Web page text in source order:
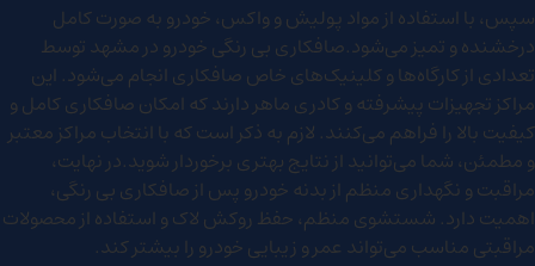
سپس، با استفاده از مواد پولیش و واکس، خودرو به صورت کامل
درخشنده و تمیز می‌شود.صافکاری بی رنگی خودرو در مشهد توسط
تعدادی از کارگاه‌ها و کلینیک‌های خاص صافکاری انجام می‌شود. این
مراکز تجهیزات پیشرفته و کادری ماهر دارند که امکان صافکاری کامل و
کیفیت بالا را فراهم می‌کنند. لازم به ذکر است که با انتخاب مراکز معتبر
و مطمئن، شما می‌توانید از نتایج بهتری برخوردار شوید.در نهایت،
مراقبت و نگهداری منظم از بدنه خودرو پس از صافکاری بی رنگی،
اهمیت دارد. شستشوی منظم، حفظ روکش لاک و استفاده از محصولات
مراقبتی مناسب می‌تواند عمر و زیبایی خودرو را بیشتر کند.